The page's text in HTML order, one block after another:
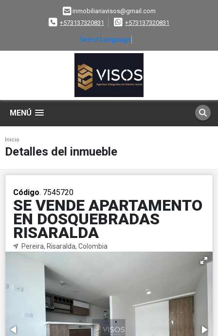
inmobiliariavisos@gmail.com
+573137320831
+573137320831
Select Language
MENÚ
Inicio
Detalles del inmueble
Código. 7545720
SE VENDE APARTAMENTO
EN DOSQUEBRADAS
RISARALDA
Pereira, Risaralda, Colombia